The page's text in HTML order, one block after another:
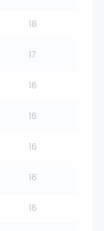
18
17
16
16
16
16
16